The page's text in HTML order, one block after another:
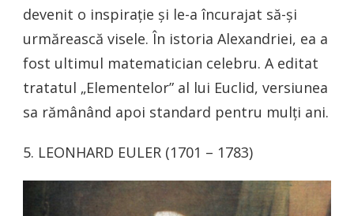
devenit o inspirație și le-a încurajat să-și
urmărească visele. În istoria Alexandriei, ea a
fost ultimul matematician celebru. A editat
tratatul „Elementelor” al lui Euclid, versiunea
sa rămânând apoi standard pentru mulți ani.
5. LEONHARD EULER (1701 – 1783)